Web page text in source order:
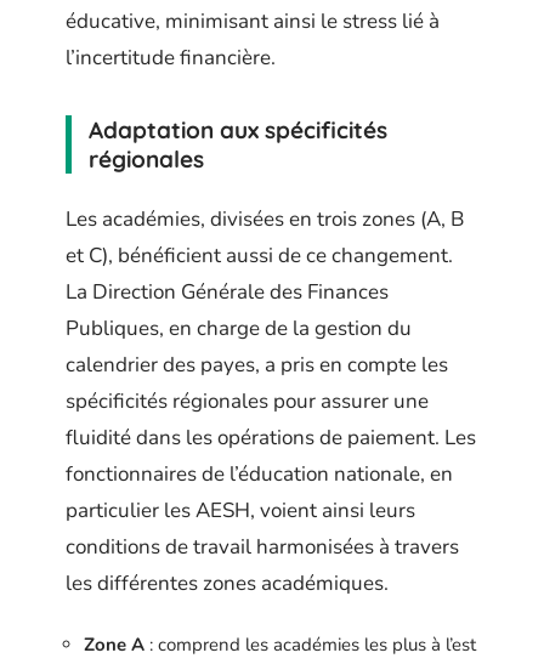
éducative, minimisant ainsi le stress lié à
l’incertitude financière.
Adaptation aux spécificités
régionales
Les académies, divisées en trois zones (A, B
et C), bénéficient aussi de ce changement.
La Direction Générale des Finances
Publiques, en charge de la gestion du
calendrier des payes, a pris en compte les
spécificités régionales pour assurer une
fluidité dans les opérations de paiement. Les
fonctionnaires de l’éducation nationale, en
particulier les AESH, voient ainsi leurs
conditions de travail harmonisées à travers
les différentes zones académiques.
Zone A : comprend les académies les plus à l’est